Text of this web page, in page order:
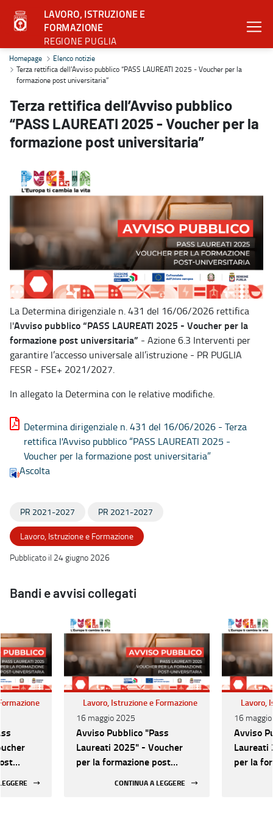
LAVORO, ISTRUZIONE E
FORMAZIONE
REGIONE PUGLIA
Terza rettifica dell’Avviso pubblico “PASS LAUREATI 2025 -
Homepage
Elenco notizie
Terza rettifica dell’Avviso pubblico “PASS LAUREATI 2025 - Voucher per la
formazione post universitaria”
Terza rettifica dell’Avviso pubblico
“PASS LAUREATI 2025 - Voucher per la
formazione post universitaria”
La Determina dirigenziale n. 431 del 16/06/2026 rettifica
l'Avviso pubblico “PASS LAUREATI 2025 - Voucher per la
formazione post universitaria” - Azione 6.3 Interventi per
garantire l’accesso universale all’istruzione - PR PUGLIA
FESR - FSE+ 2021/2027.
In allegato la Determina con le relative modifiche.
Determina dirigenziale n. 431 del 16/06/2026 - Terza
rettifica l'Avviso pubblico “PASS LAUREATI 2025 -
Voucher per la formazione post universitaria”
Ascolta
PR 2021-2027 PR 2021-2027
Lavoro, Istruzione e Formazione
Pubblicato il 24 giugno 2026
Bandi e avvisi collegati
Lavoro, Istruzione e Formazione
16 maggio 2025
Avviso Pubblico "Pass
Laureati 2025" - Voucher
per la formazione post
CONTINUA A LEGGERE
Lavoro,
16
Avviso
Laureati
per la